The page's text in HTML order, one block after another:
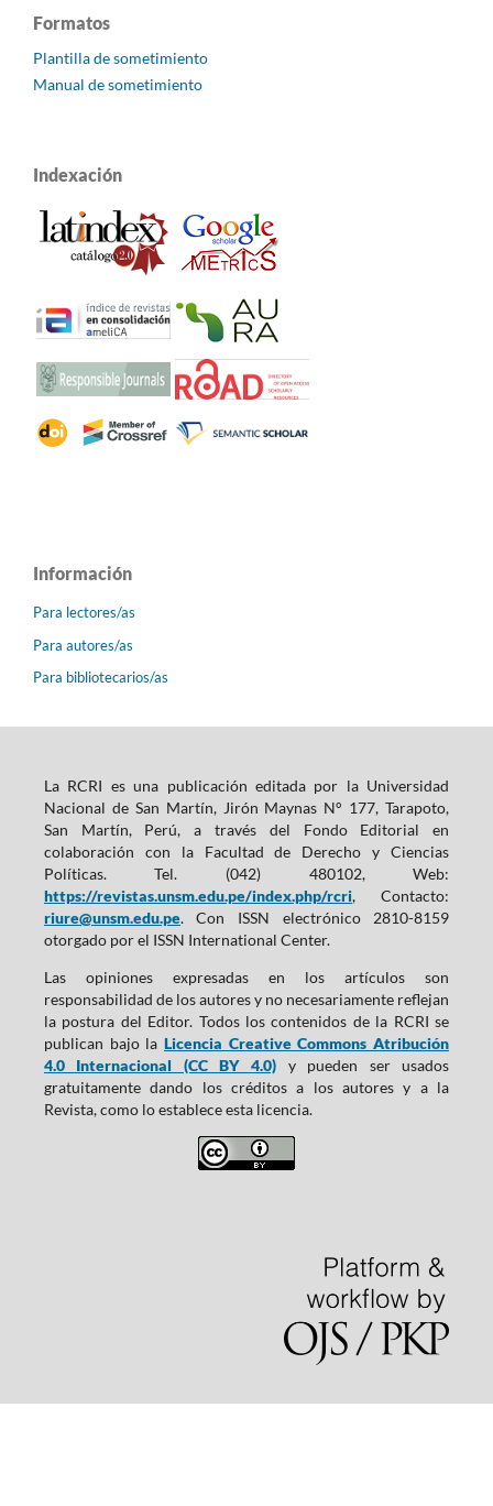
Formatos
Plantilla de sometimiento
Manual de sometimiento
Indexación
Información
Para lectores/as
Para autores/as
Para bibliotecarios/as
La RCRI es una publicación editada por la Universidad
Nacional de San Martín, Jirón Maynas N° 177, Tarapoto,
San Martín, Perú, a través del Fondo Editorial en
colaboración con la Facultad de Derecho y Ciencias
Políticas. Tel. (042) 480102, Web:
https://revistas.unsm.edu.pe/index.php/rcri, Contacto:
riure@unsm.edu.pe. Con ISSN electrónico 2810-8159
otorgado por el ISSN International Center.
Las opiniones expresadas en los artículos son
responsabilidad de los autores y no necesariamente reflejan
la postura del Editor. Todos los contenidos de la RCRI se
publican bajo la Licencia Creative Commons Atribución
4.0 Internacional (CC BY 4.0) y pueden ser usados
gratuitamente dando los créditos a los autores y a la
Revista, como lo establece esta licencia.